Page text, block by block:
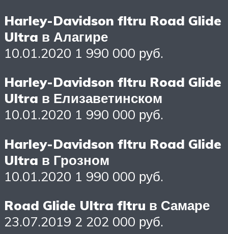
Harley-Davidson fltru Road Glide
Ultra в Алагире
10.01.2020 1 990 000 руб.
Harley-Davidson fltru Road Glide
Ultra в Елизаветинском
10.01.2020 1 990 000 руб.
Harley-Davidson fltru Road Glide
Ultra в Грозном
10.01.2020 1 990 000 руб.
Road Glide Ultra fltru в Самаре
23.07.2019 2 202 000 руб.